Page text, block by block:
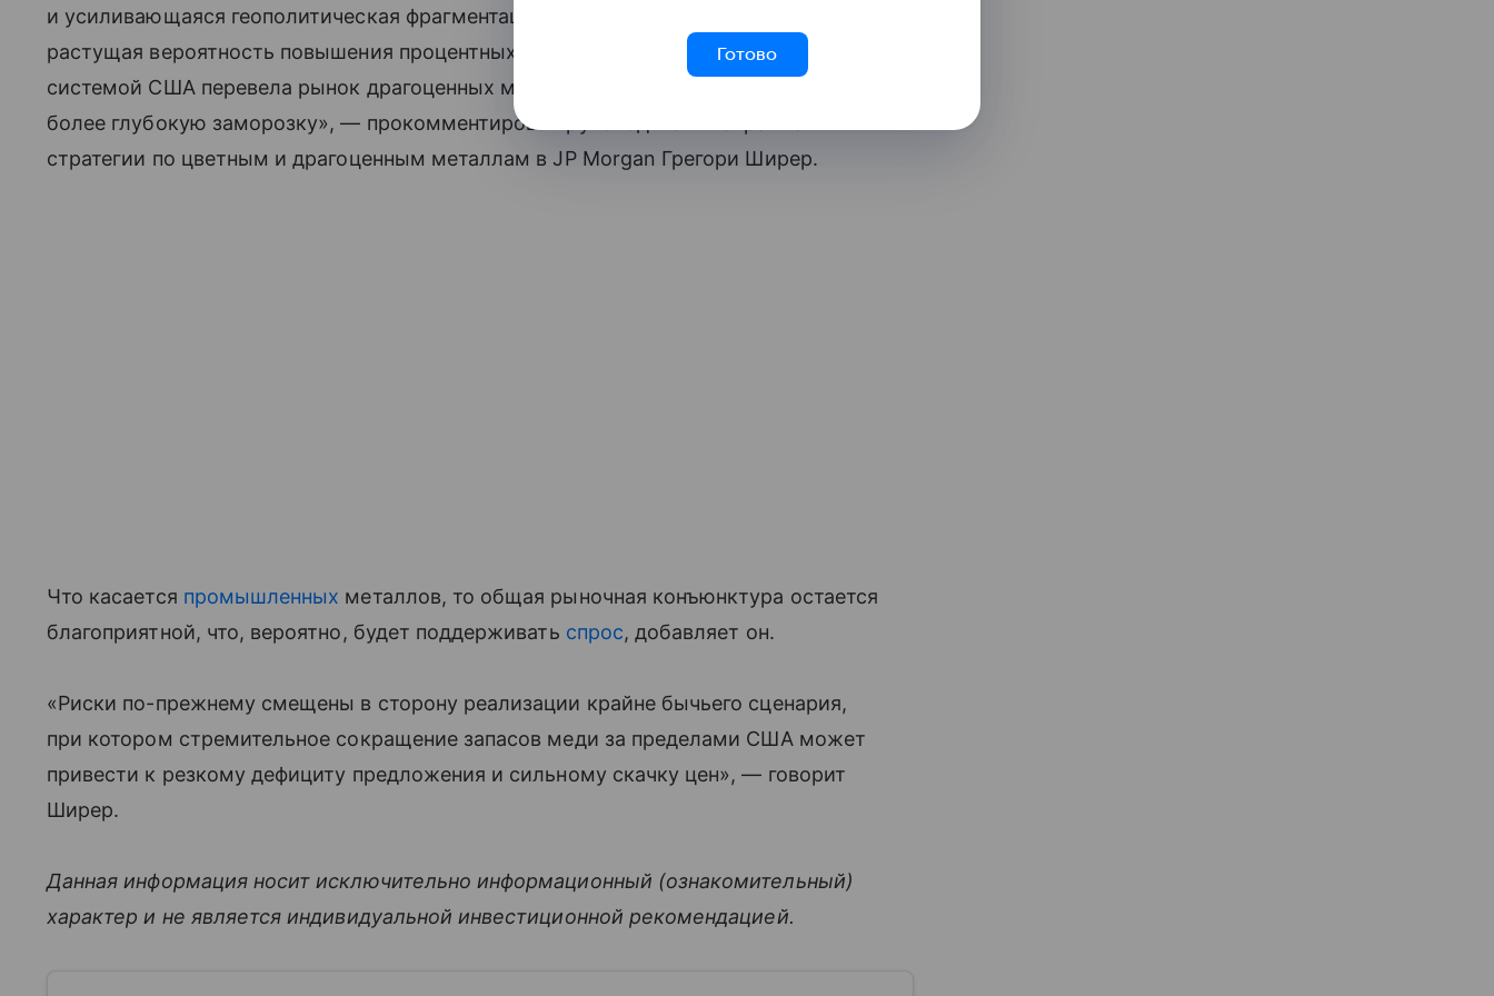
и усиливающаяся геополитическая фрагментация — в целом остаются в силе,
растущая вероятность повышения процентных ставок Федеральной резервной
системой США перевела рынок драгоценных металлов из состояния паузы в гораздо
более глубокую заморозку», — прокомментировал руководитель направления
стратегии по цветным и драгоценным металлам в JP Morgan Грегори Ширер.
Что касается промышленных металлов, то общая рыночная конъюнктура остается
благоприятной, что, вероятно, будет поддерживать спрос, добавляет он.
«Риски по-прежнему смещены в сторону реализации крайне бычьего сценария,
при котором стремительное сокращение запасов меди за пределами США может
привести к резкому дефициту предложения и сильному скачку цен», — говорит
Ширер.
Данная информация носит исключительно информационный (ознакомительный)
характер и не является индивидуальной инвестиционной рекомендацией.
Готово